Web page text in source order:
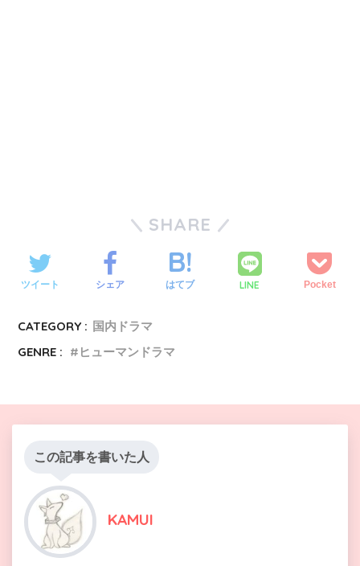
SHARE
ツイート シェア はてブ LINE Pocket
CATEGORY : 国内ドラマ
GENRE :
ヒューマンドラマ
この記事を書いた人
KAMUI